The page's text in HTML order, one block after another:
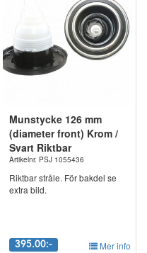
Munstycke 126 mm
(diameter front) Krom /
Svart Riktbar
Artikelnr. PSJ 1055436
Riktbar stråle. För bakdel se
extra bild.
395.00:- Mer info